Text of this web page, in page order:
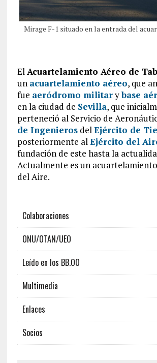
Mirage F-1 situado en la entrada del
ElAcuartelamiento Aéreo de
un acuartelamiento aéreo, que
fue aeródromo militarybase
en la ciudad de Sevilla, que
perteneció al Servicio de
de IngenierosdelEjército de
posteriormente alEjército del
fundación de este hasta la
Actualmente es un
del Aire.
Colaboraciones
ONU/OTAN/UEO
Leído en los BB.OO
Multimedia
Enlaces
Socios